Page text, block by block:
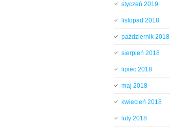
styczeń 2019
listopad 2018
październik 2018
sierpień 2018
lipiec 2018
maj 2018
kwiecień 2018
luty 2018